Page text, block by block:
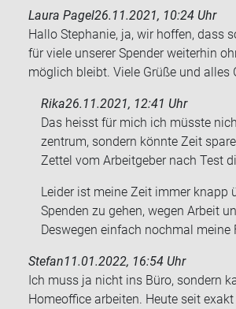
Laura Pagel26.11.2021, 10:24 Uhr
Hallo Stephanie, ja, wir hoffen, dass
für viele unserer Spender weiterhin
möglich bleibt. Viele Grüße und alles
Rika26.11.2021, 12:41 Uhr
Das heisst für mich ich müss­te
zen­trum, son­dern könn­te Zeit
Zet­tel vom Ar­beit­ge­ber nach Test
Lei­der ist meine Zeit immer knapp
Spen­den zu gehen, wegen Ar­beit
Des­we­gen ein­fach noch­mal meine
Stefan11.01.2022, 16:54 Uhr
Ich muss ja nicht ins Büro, son­dern
Ho­me­of­fice ar­bei­ten. Heute seit